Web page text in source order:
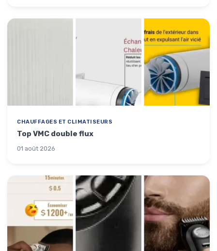
CHAUFFAGES ET CLIMATISEURS
Top VMC double flux
01 août 2026